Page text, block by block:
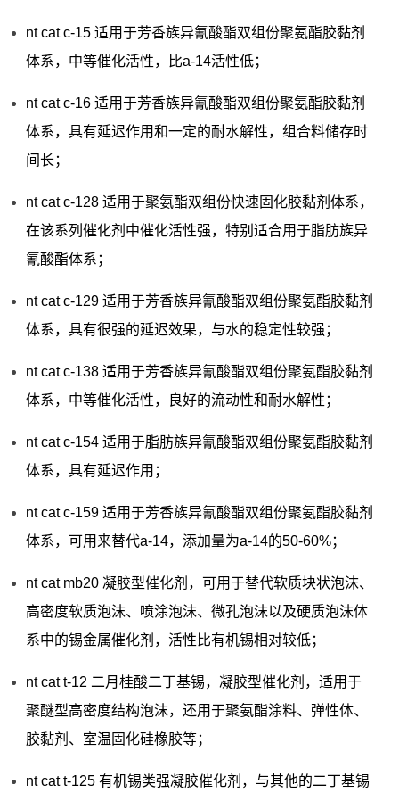
nt cat c-15 适用于芳香族异氰酸酯双组份聚氨酯胶黏剂
体系，中等催化活性，比a-14活性低；
nt cat c-16 适用于芳香族异氰酸酯双组份聚氨酯胶黏剂
体系，具有延迟作用和一定的耐水解性，组合料储存时
间长；
nt cat c-128 适用于聚氨酯双组份快速固化胶黏剂体系，
在该系列催化剂中催化活性强，特别适合用于脂肪族异
氰酸酯体系；
nt cat c-129 适用于芳香族异氰酸酯双组份聚氨酯胶黏剂
体系，具有很强的延迟效果，与水的稳定性较强；
nt cat c-138 适用于芳香族异氰酸酯双组份聚氨酯胶黏剂
体系，中等催化活性，良好的流动性和耐水解性；
nt cat c-154 适用于脂肪族异氰酸酯双组份聚氨酯胶黏剂
体系，具有延迟作用；
nt cat c-159 适用于芳香族异氰酸酯双组份聚氨酯胶黏剂
体系，可用来替代a-14，添加量为a-14的50-60%；
nt cat mb20 凝胶型催化剂，可用于替代软质块状泡沫、
高密度软质泡沫、喷涂泡沫、微孔泡沫以及硬质泡沫体
系中的锡金属催化剂，活性比有机锡相对较低；
nt cat t-12 二月桂酸二丁基锡，凝胶型催化剂，适用于
聚醚型高密度结构泡沫，还用于聚氨酯涂料、弹性体、
胶黏剂、室温固化硅橡胶等；
nt cat t-125 有机锡类强凝胶催化剂，与其他的二丁基锡